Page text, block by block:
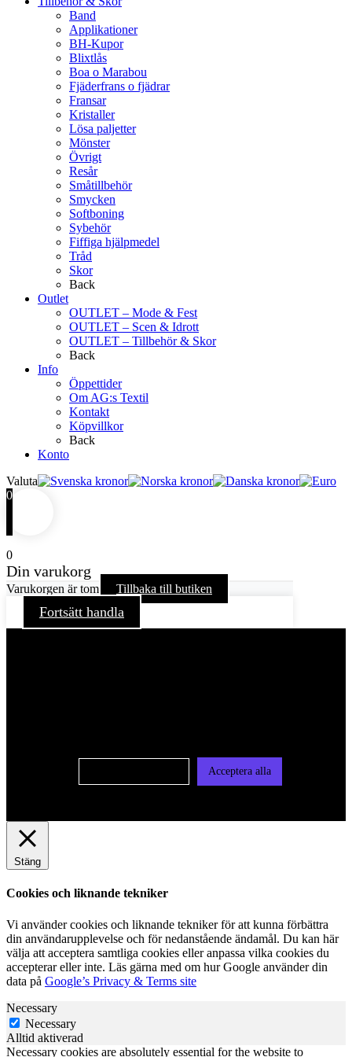
Band
Applikationer
BH-Kupor
Blixtlås
Boa o Marabou
Fjäderfrans o fjädrar
Fransar
Kristaller
Lösa paljetter
Mönster
Övrigt
Resår
Småtillbehör
Smycken
Softboning
Sybehör
Fiffiga hjälpmedel
Tråd
Skor
Back
Outlet
OUTLET – Mode & Fest
OUTLET – Scen & Idrott
OUTLET – Tillbehör & Skor
Back
Info
Öppettider
Om AG:s Textil
Kontakt
Köpvillkor
Back
Konto
Valuta
0
0
Din varukorg
Varukorgen är tom Tillbaka till butiken
Fortsätt handla
Acceptera alla
Stäng
Cookies och liknande tekniker
Vi använder cookies och liknande tekniker för att kunna förbättra
din användarupplevelse och för nedanstående ändamål. Du kan här
välja att acceptera samtliga cookies eller anpassa vilka cookies du
accepterar eller inte. Läs gärna med om hur Google använder din
data på Google’s Privacy & Terms site
Necessary
Necessary
Alltid aktiverad
Necessary cookies are absolutely essential for the website to